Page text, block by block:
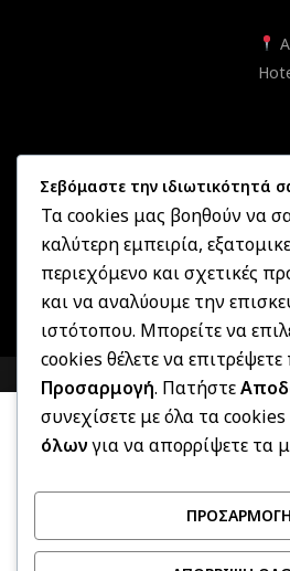
Created by Informatique.gr2025
rights
Σεβόμαστε την ιδιωτικότητά
Τα cookies μας βοηθούν να
καλύτερη εμπειρία,
περιεχόμενο και σχετικές
και να αναλύουμε την
ιστότοπου. Μπορείτε να
cookies θέλετε να
Προσαρμογή. Πατήστε
συνεχίσετε με όλα τα
όλωνγια να απορρίψετε τα
ΠΡΟΣΑΡΜΟΓΉ
COMPARE
COMPARE
REMOVE ALL